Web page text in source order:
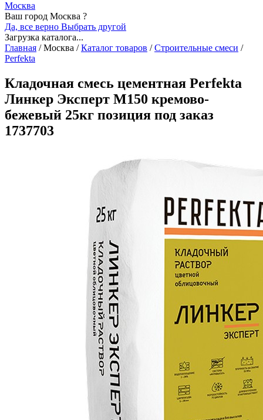
Москва
Ваш город Москва ?
Да, все верно Выбрать другой
Загрузка каталога...
Главная /Москва / Каталог товаров / Строительные смеси /
Perfekta
Кладочная смесь цементная Perfekta
Линкер Эксперт М150 кремово-
бежевый 25кг позиция под заказ
1737703